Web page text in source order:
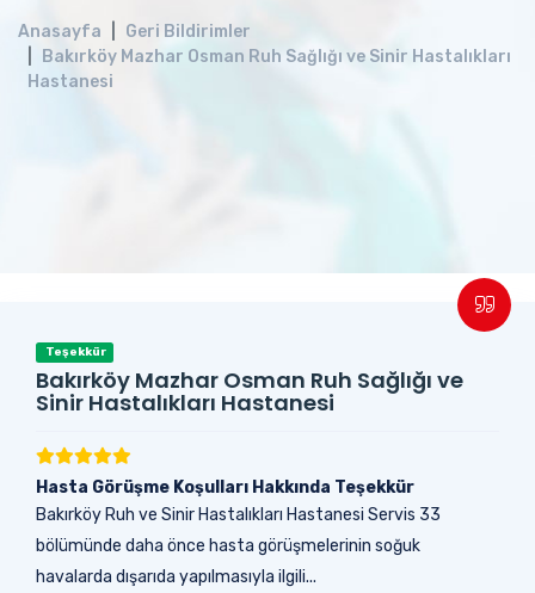
Anasayfa
Geri Bildirimler
Bakırköy Mazhar Osman Ruh Sağlığı ve Sinir Hastalıkları
Hastanesi
Teşekkür
Bakırköy Mazhar Osman Ruh Sağlığı ve
Sinir Hastalıkları Hastanesi
Hasta Görüşme Koşulları Hakkında Teşekkür
Bakırköy Ruh ve Sinir Hastalıkları Hastanesi Servis 33
bölümünde daha önce hasta görüşmelerinin soğuk
havalarda dışarıda yapılmasıyla ilgili...